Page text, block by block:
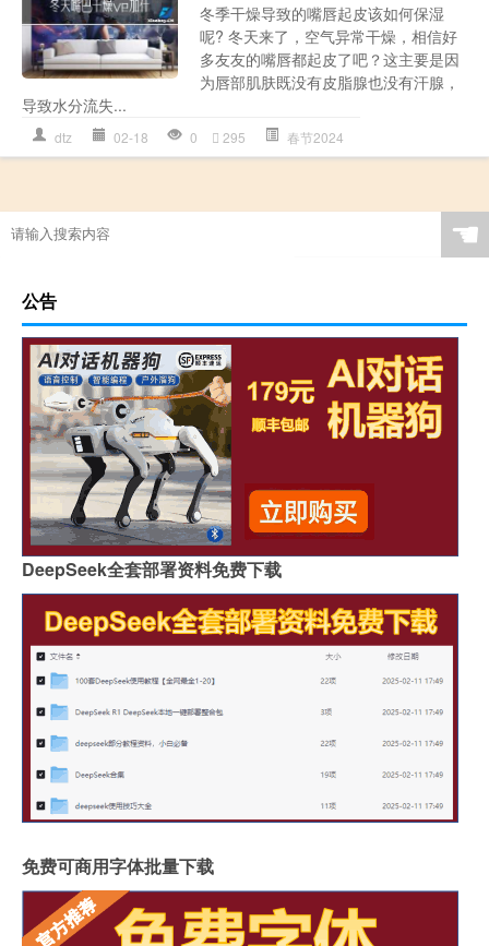
冬季干燥导致的嘴唇起皮该如何保湿
呢? 冬天来了，空气异常干燥，相信好
多友友的嘴唇都起皮了吧？这主要是因
为唇部肌肤既没有皮脂腺也没有汗腺，
导致水分流失...
dtz 02-18 0 295 春节2024
☚
公告
DeepSeek全套部署资料免费下载
免费可商用字体批量下载